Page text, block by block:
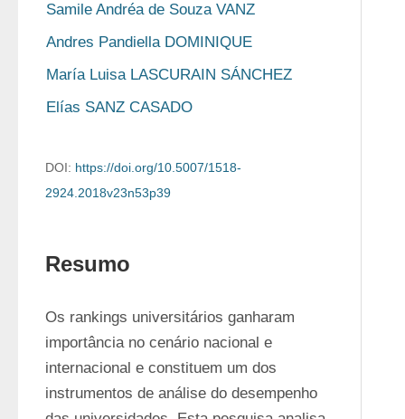
Samile Andréa de Souza VANZ
Andres Pandiella DOMINIQUE
María Luisa LASCURAIN SÁNCHEZ
Elías SANZ CASADO
DOI: https://doi.org/10.5007/1518-
2924.2018v23n53p39
Resumo
Os rankings universitários ganharam
importância no cenário nacional e
internacional e constituem um dos
instrumentos de análise do desempenho